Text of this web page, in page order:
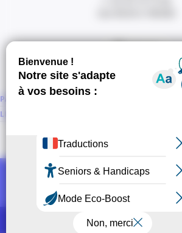
PAGES
LIENS CONNEXES
Recevoir la newsletter CCI
CCI Espace Presse